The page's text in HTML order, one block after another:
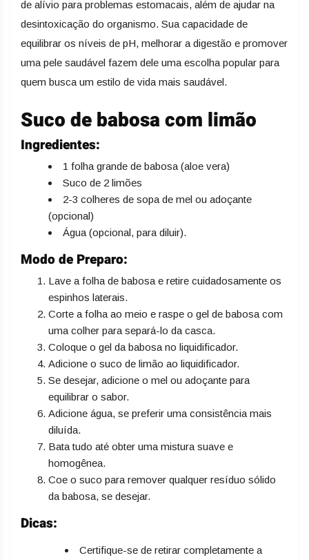
de alívio para problemas estomacais, além de ajudar na
desintoxicação do organismo. Sua capacidade de
equilibrar os níveis de pH, melhorar a digestão e promover
uma pele saudável fazem dele uma escolha popular para
quem busca um estilo de vida mais saudável.
Suco de babosa com limão
Ingredientes:
1 folha grande de babosa (aloe vera)
Suco de 2 limões
2-3 colheres de sopa de mel ou adoçante
(opcional)
Água (opcional, para diluir).
Modo de Preparo:
Lave a folha de babosa e retire cuidadosamente os
espinhos laterais.
Corte a folha ao meio e raspe o gel de babosa com
uma colher para separá-lo da casca.
Coloque o gel da babosa no liquidificador.
Adicione o suco de limão ao liquidificador.
Se desejar, adicione o mel ou adoçante para
equilibrar o sabor.
Adicione água, se preferir uma consistência mais
diluída.
Bata tudo até obter uma mistura suave e
homogênea.
Coe o suco para remover qualquer resíduo sólido
da babosa, se desejar.
Dicas:
Certifique-se de retirar completamente a